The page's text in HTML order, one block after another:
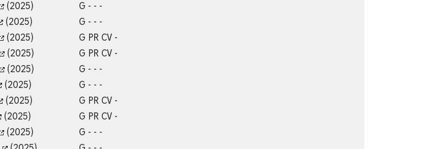
(2025)
G - - -
(2025)
G - - -
(2025)
G PR CV -
(2025)
G PR CV -
(2025)
G - - -
(2025)
G - - -
(2025)
G PR CV -
(2025)
G PR CV -
(2025)
G - - -